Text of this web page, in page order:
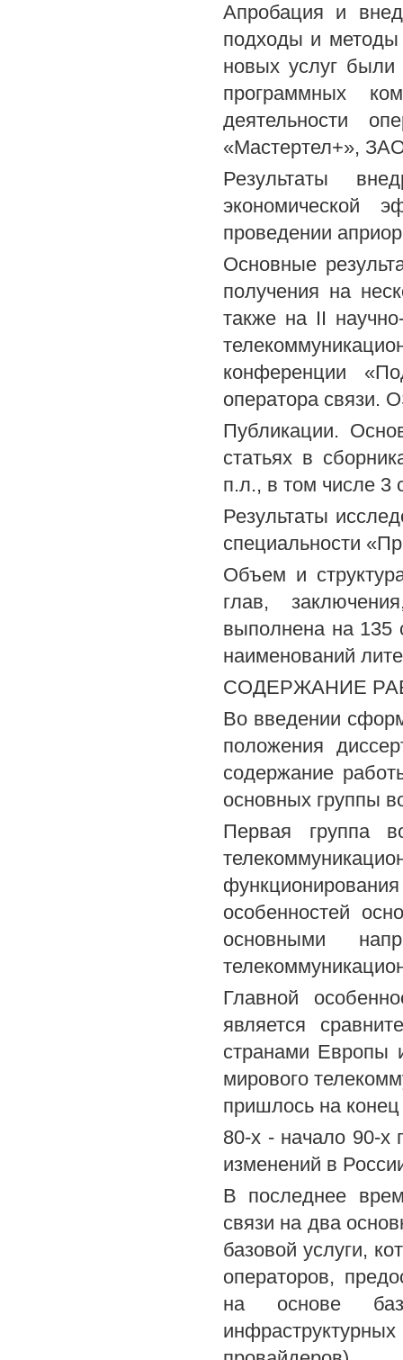
Апробация и
подходы и методы
новых услуг были
программных
деятельности
«Мастертел+»,
Результаты
экономической
проведении
Основные
получения на
также на II
конференции
оператора связи.
Публикации.
статьях в
п.л., в том числе 3
Результаты
специальности
Объем и
глав,
выполнена на 135
наименований
СОДЕРЖАНИЕ
Во введении
положения
содержание
основных группы
Первая группа
особенностей
основными
Главной
является
странами Европы
мирового
пришлось на конец
80-х - начало 90-х
изменений в
В последнее
связи на два
базовой услуги,
операторов,
на основе